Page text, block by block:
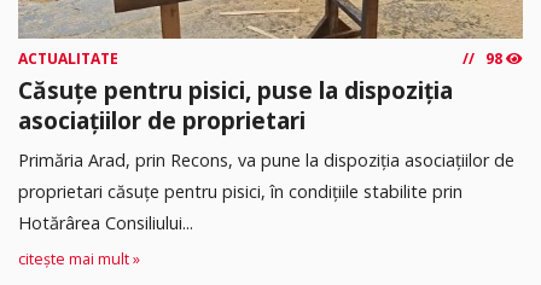
ACTUALITATE 98
Căsuțe pentru pisici, puse la dispoziția
asociațiilor de proprietari
Primăria Arad, prin Recons, va pune la dispoziția asociațiilor de
proprietari căsuțe pentru pisici, în condițiile stabilite prin
Hotărârea Consiliului...
citește mai mult »